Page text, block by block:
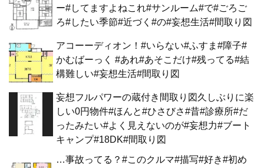
ー#してますよねこれ#サンルーム#で#ごろご
ろ#したい季節#近づく#の#妄想生活#間取り図
アコーーディオン！#いらない#ふすま#障子#
かむばーっく #あれ#あそこだけ#残ってる#結
構難しい#妄想生活#間取り図
妄想フルパワーの蔵付き間取り図久しぶりに楽
しい0円物件#ほんと#ひさびさ#昔#診療所#だ
ったみたい#よく見えないのが#妄想力#ブート
キャンプ#18DK#間取り図
…事故ってる？#このクルマ#描写#好き#初め